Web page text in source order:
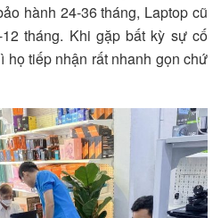
hành 24-36 tháng, Laptop cũ
tháng. Khi gặp bất kỳ sự cố
họ tiếp nhận rất nhanh gọn chứ